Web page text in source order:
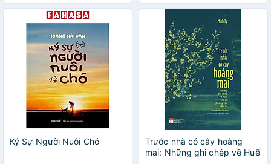
Ký Sự Người Nuôi Chó
Trước nhà có cây hoàng
mai: Những ghi chép về Huế